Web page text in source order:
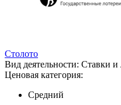
Столото
Вид деятельности: Ставки и
Ценовая категория:
Средний